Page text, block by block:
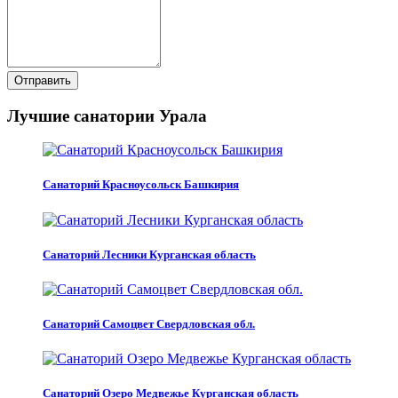
Отправить
Лучшие санатории Урала
Санаторий Красноусольск Башкирия
Санаторий Лесники Курганская область
Санаторий Самоцвет Свердловская обл.
Санаторий Озеро Медвежье Курганская область